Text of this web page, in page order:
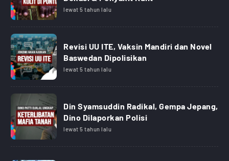
lewat 5 tahun lalu
Revisi UU ITE, Vaksin Mandiri dan Novel
Baswedan Dipolisikan
lewat 5 tahun lalu
Din Syamsuddin Radikal, Gempa Jepang,
Dino Dilaporkan Polisi
lewat 5 tahun lalu